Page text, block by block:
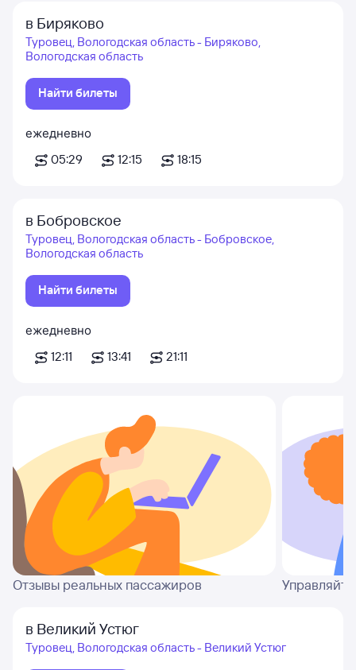
в Биряково
Туровец, Вологодская область - Биряково,
Вологодская область
Найти билеты
ежедневно
05:29
12:15 18:15
в Бобровское
Туровец, Вологодская область - Бобровское,
Вологодская область
Найти билеты
ежедневно
12:11
13:41 21:11
Отзывы реальных пассажиров
в Великий Устюг
Туровец, Вологодская область - Великий Устюг